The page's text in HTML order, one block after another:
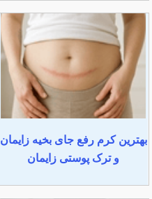
بهترین کرم رفع جای بخیه زایمان
و ترک پوستی زایمان